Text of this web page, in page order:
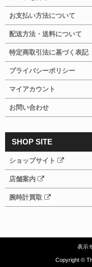
お支払い方法について
配送方法・送料について
特定商取引法に基づく表記
プライバシーポリシー
マイアカウント
お問い合わせ
SHOP SITE
ショップサイト
店舗案内
腕時計買取
表示
Copyright ©